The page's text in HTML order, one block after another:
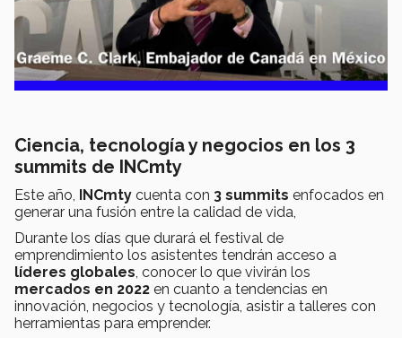
Ciencia, tecnología y negocios en los 3
summits de INCmty
Este año, INCmty cuenta con 3 summits enfocados en
generar una fusión entre la calidad de vida,
Durante los días que durará el festival de
emprendimiento los asistentes tendrán acceso a
líderes globales , conocer lo que vivirán los
mercados en 2022 en cuanto a tendencias en
innovación, negocios y tecnología, asistir a talleres con
herramientas para emprender.